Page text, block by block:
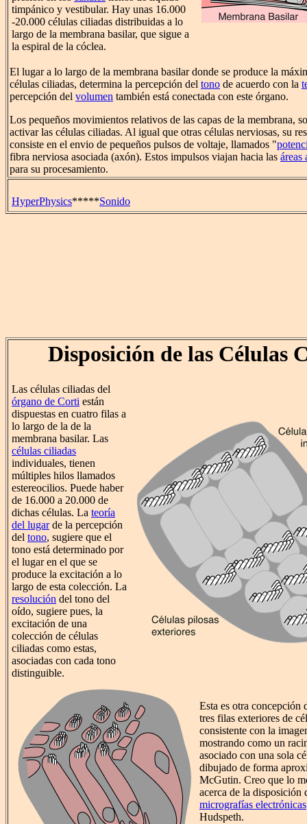
timpánico y vestibular. Hay unas 16.000
-20.000 células ciliadas distribuidas a lo
largo de la membrana basilar, que sigue a
la espiral de la cóclea.
El lugar a lo largo de la membrana basilar donde se produce la
células ciliadas, determina la percepción del tono de acuerdo con la
percepción del volumen también está conectada con este órgano.
Los pequeños movimientos relativos de las capas de la membrana,
activar las células ciliadas. Al igual que otras células nerviosas, su
consiste en el envio de pequeños pulsos de voltaje, llamados "
fibra nerviosa asociada (axón). Estos impulsos viajan hacia las áreas
para su procesamiento.
HyperPhysics*****Sonido
Disposición de las Células
Las células ciliadas del
órgano de Corti están
dispuestas en cuatro filas a
lo largo de la de la
membrana basilar. Las
células ciliadas
individuales, tienen
múltiples hilos llamados
estereocilios. Puede haber
de 16.000 a 20.000 de
dichas células. La teoría
del lugarde la percepción
del tono, sugiere que el
tono está determinado por
el lugar en el que se
produce la excitación a lo
largo de esta colección. La
resolución del tono del
oído, sugiere pues, la
excitación de una
colección de células
ciliadas como estas,
asociadas con cada tono
distinguible.
Esta es otra concepción
tres filas exteriores de
consistente con la
mostrando como un
asociado con una sola
dibujado de forma
McGutin. Creo que lo
acerca de la disposición
micrografías electrónicas
Hudspeth.